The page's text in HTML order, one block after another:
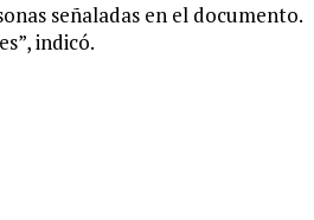
señaladas en el documento.
indicó.